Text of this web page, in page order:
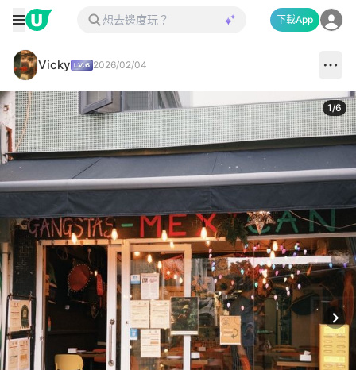
下載App
Vicky 2026/02/04
1/6